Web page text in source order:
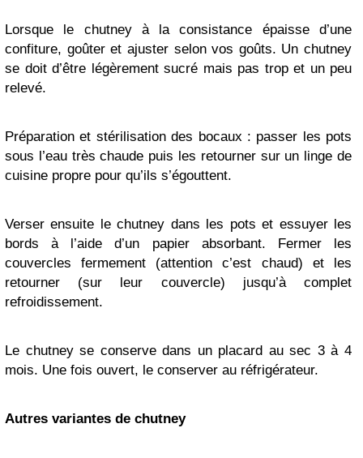
Lorsque le chutney à la consistance épaisse d’une
confiture, goûter et ajuster selon vos goûts. Un chutney
se doit d’être légèrement sucré mais pas trop et un peu
relevé.
Préparation et stérilisation des bocaux : passer les pots
sous l’eau très chaude puis les retourner sur un linge de
cuisine propre pour qu’ils s’égouttent.
Verser ensuite le chutney dans les pots et essuyer les
bords à l’aide d’un papier absorbant. Fermer les
couvercles fermement (attention c’est chaud) et les
retourner (sur leur couvercle) jusqu’à complet
refroidissement.
Le chutney se conserve dans un placard au sec 3 à 4
mois. Une fois ouvert, le conserver au réfrigérateur.
Autres variantes de chutney